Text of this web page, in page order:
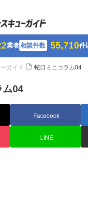
業者相談件数 55,710件
ガイド 蛇口ミニコラム04
ム04
Facebook
LINE